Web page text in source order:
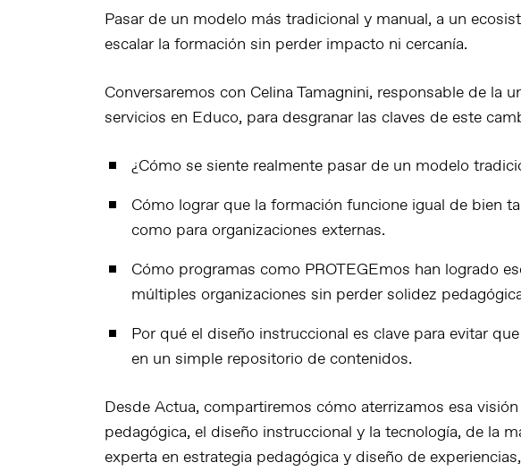
Pasar de un modelo más tradicional y manual, a un
escalar la formación sin perder impacto ni cercanía.
Conversaremos con Celina Tamagnini, responsable de la
servicios en Educo, para desgranar las claves de este
¿Cómo se siente realmente pasar de un modelo
Cómo lograr que la formación funcione igual de bien
como para organizaciones externas.
Cómo programas como PROTEGEmos han logrado
múltiples organizaciones sin perder solidez
Por qué el diseño instruccional es clave para evitar
en un simple repositorio de contenidos.
Desde Actua, compartiremos cómo aterrizamos esa
pedagógica, el diseño instruccional y la tecnología, de la
experta en estrategia pedagógica y diseño de